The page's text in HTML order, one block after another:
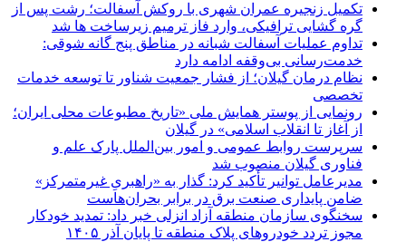
تکمیل زنجیره عمران شهری با روکش آسفالت؛ رشت پس از
گره گشایی ترافیکی، وارد فاز ترمیم زیرساخت ها شد
تداوم عملیات آسفالت‌ شبانه در مناطق پنج گانه شوقی:
خدمت‌رسانی بی‌وقفه ادامه دارد
نظام درمان گیلان؛ از فشار جمعیت شناور تا توسعه خدمات
تخصصی
رونمایی از پوستر همایش ملی «تاریخ مطبوعات محلی ایران؛
از آغاز تا انقلاب اسلامی» در گیلان
سرپرست روابط عمومی و امور بین‌الملل پارک علم و
فناوری گیلان منصوب شد
مدیرعامل توانیر تأکید کرد: گذار به «راهبریِ غیرمتمرکز»
ضامن پایداری صنعت برق در برابر بحران‌هاست
سخنگوی سازمان منطقه آزاد انزلی خبر داد: تمدید خودکار
مجوز تردد خودروهای پلاک منطقه تا پایان آذر ۱۴۰۵